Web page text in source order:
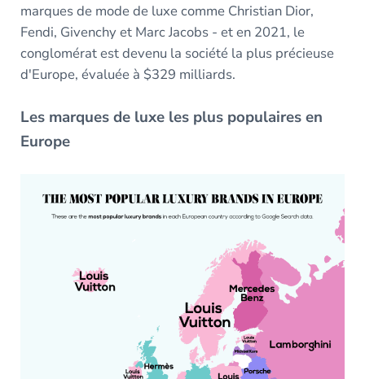
marques de mode de luxe comme Christian Dior,
Fendi, Givenchy et Marc Jacobs - et en 2021, le
conglomérat est devenu la société la plus précieuse
d'Europe, évaluée à $329 milliards.
Les marques de luxe les plus populaires en
Europe